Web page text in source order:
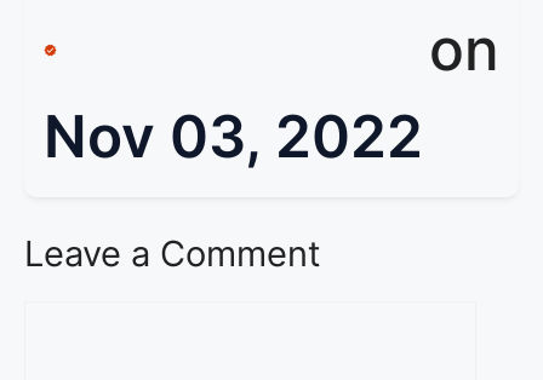
on
Nov 03, 2022
Leave a Comment